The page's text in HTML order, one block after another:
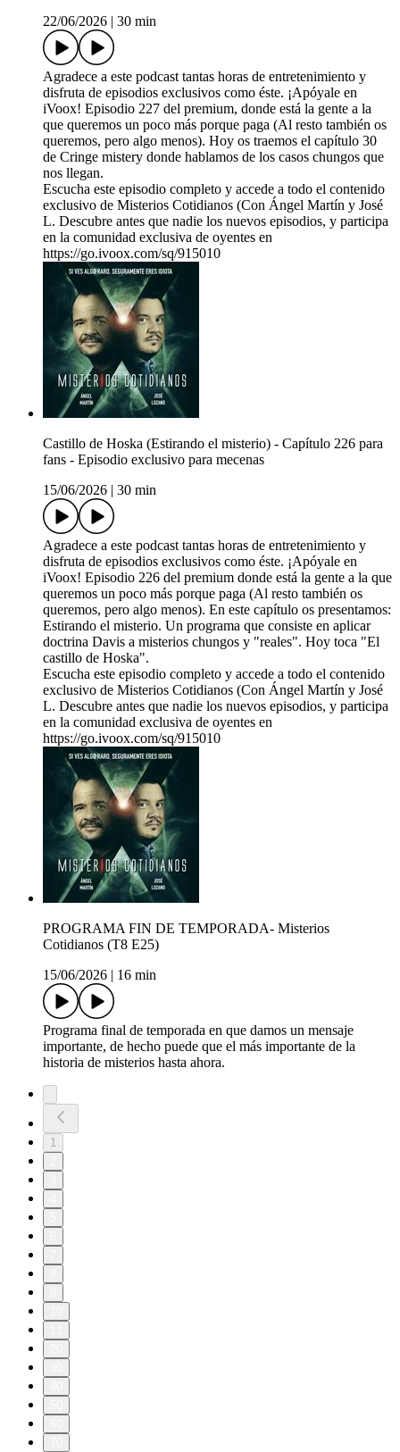
22/06/2026
30 min
Agradece a este podcast tantas horas de entretenimiento y
disfruta de episodios exclusivos como éste. ¡Apóyale en
iVoox! Episodio 227 del premium, donde está la gente a la
que queremos un poco más porque paga (Al resto también os
queremos, pero algo menos). Hoy os traemos el capítulo 30
de Cringe mistery donde hablamos de los casos chungos que
nos llegan.
Escucha este episodio completo y accede a todo el contenido
exclusivo de Misterios Cotidianos (Con Ángel Martín y José
L. Descubre antes que nadie los nuevos episodios, y participa
en la comunidad exclusiva de oyentes en
https://go.ivoox.com/sq/915010
Castillo de Hoska (Estirando el misterio) - Capítulo 226 para
fans - Episodio exclusivo para mecenas
15/06/2026
30 min
Agradece a este podcast tantas horas de entretenimiento y
disfruta de episodios exclusivos como éste. ¡Apóyale en
iVoox! Episodio 226 del premium donde está la gente a la que
queremos un poco más porque paga (Al resto también os
queremos, pero algo menos). En este capítulo os presentamos:
Estirando el misterio. Un programa que consiste en aplicar
doctrina Davis a misterios chungos y "reales". Hoy toca "El
castillo de Hoska".
Escucha este episodio completo y accede a todo el contenido
exclusivo de Misterios Cotidianos (Con Ángel Martín y José
L. Descubre antes que nadie los nuevos episodios, y participa
en la comunidad exclusiva de oyentes en
https://go.ivoox.com/sq/915010
PROGRAMA FIN DE TEMPORADA- Misterios
Cotidianos (T8 E25)
15/06/2026
16 min
Programa final de temporada en que damos un mensaje
importante, de hecho puede que el más importante de la
historia de misterios hasta ahora.
1